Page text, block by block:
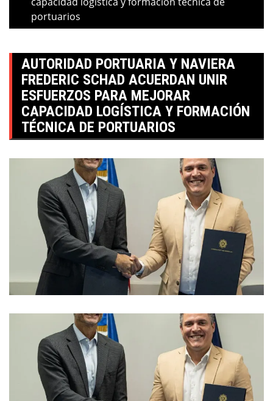
portuarios
AUTORIDAD PORTUARIA Y NAVIERA
FREDERIC SCHAD ACUERDAN UNIR
ESFUERZOS PARA MEJORAR
CAPACIDAD LOGÍSTICA Y FORMACIÓN
TÉCNICA DE PORTUARIOS